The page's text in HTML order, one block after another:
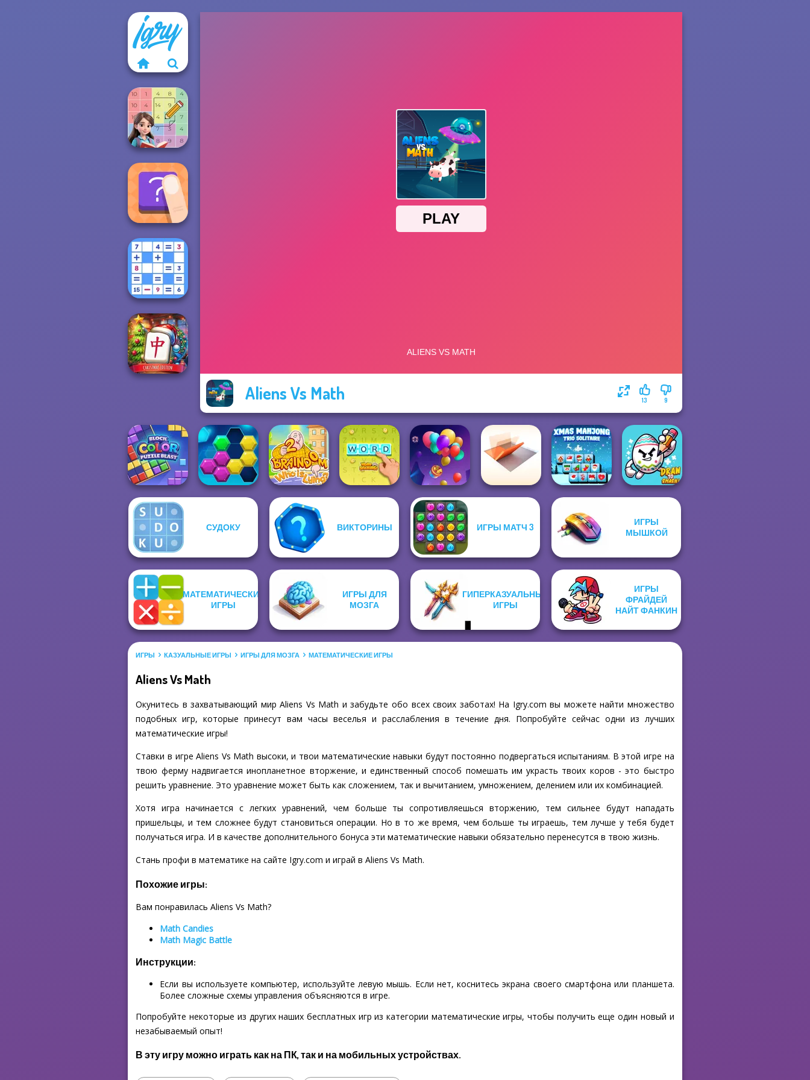
Aliens Vs Math 9
13
Sum Master
The Shape
Mathematical
Crossword
Christmas Ed...
Block Color
Puzzle Blast
Braindom 2:
Who is Lying?
Balloon Match 3D
Folding Blocks
Xmas Mahjong
Trio Solitaire
Draw To Smash!
СУДОКУ ВИКТОРИНЫ ИГРЫ МАТЧ 3
ИГРЫ
МЫШКОЙ
МАТЕМАТИЧЕСКИЕ
ИГРЫ
ИГРЫ ДЛЯ
МОЗГА
ГИПЕРКАЗУАЛЬНЫЕ
ИГРЫ
ИГРЫ
ФРАЙДЕЙ
НАЙТ ФАНКИН
ИГРЫ КАЗУАЛЬНЫЕ ИГРЫ ИГРЫ ДЛЯ МОЗГА МАТЕМАТИЧЕСКИЕ ИГРЫ
Aliens Vs Math
Окунитесь в захватывающий мир Aliens Vs Math и забудьте обо всех своих заботах! На Igry.com вы можете найти множество
подобных игр, которые принесут вам часы веселья и расслабления в течение дня. Попробуйте сейчас одни из лучших
математические игры!
Ставки в игре Aliens Vs Math высоки, и твои математические навыки будут постоянно подвергаться испытаниям. В этой игре на
твою ферму надвигается инопланетное вторжение, и единственный способ помешать им украсть твоих коров - это быстро
решить уравнение. Это уравнение может быть как сложением, так и вычитанием, умножением, делением или их комбинацией.
Хотя игра начинается с легких уравнений, чем больше ты сопротивляешься вторжению, тем сильнее будут нападать
пришельцы, и тем сложнее будут становиться операции. Но в то же время, чем больше ты играешь, тем лучше у тебя будет
получаться игра. И в качестве дополнительного бонуса эти математические навыки обязательно перенесутся в твою жизнь.
Стань профи в математике на сайте Igry.com и играй в Aliens Vs Math.
Похожие игры:
Вам понравилась Aliens Vs Math?
Math Candies
Math Magic Battle
Инструкции:
Если вы используете компьютер, используйте левую мышь. Если нет, коснитесь экрана своего смартфона или планшета.
Более сложные схемы управления объясняются в игре.
Попробуйте некоторые из других наших бесплатных игр из категории математические игры, чтобы получить еще один новый и
незабываемый опыт!
В эту игру можно играть как на ПК, так и на мобильных устройствах.